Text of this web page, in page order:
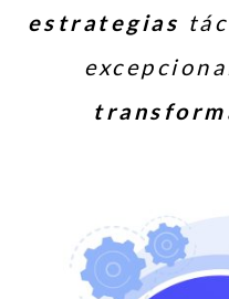
estrategias